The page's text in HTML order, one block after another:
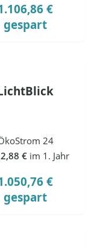
€
gespart
24
€ im 1. Jahr
€
gespart